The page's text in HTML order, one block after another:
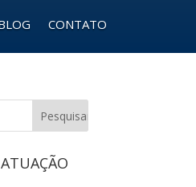
CONTATO